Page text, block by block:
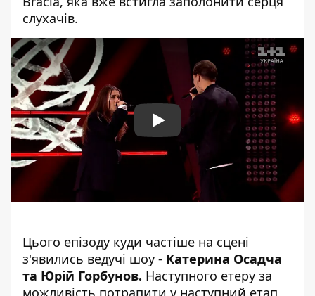
слухачів.
Play
Цього епізоду куди частіше на сцені
з'явились ведучі шоу - Катерина Осадча
та Юрій Горбунов. Наступного етеру за